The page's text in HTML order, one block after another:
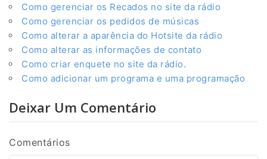
Como gerenciar os Recados no site da rádio
Como gerenciar os pedidos de músicas
Como alterar a aparência do Hotsite da rádio
Como alterar as informações de contato
Como criar enquete no site da rádio.
Como adicionar um programa e uma programação
Deixar Um Comentário
Comentários